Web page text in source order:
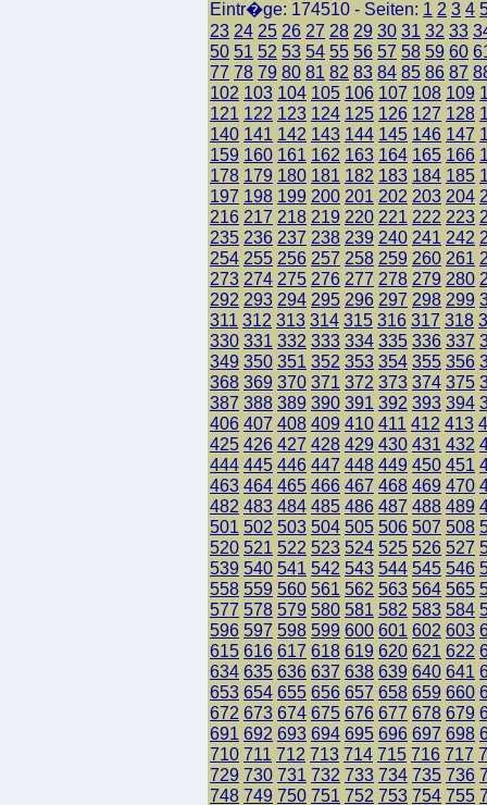
Eintr�ge: 174510 - Seiten: 1 2 3 4
23 24 25 26 27 28 29 30 31 32 33
50 51 52 53 54 55 56 57 58 59 60
77 78 79 80 81 82 83 84 85 86 87
102 103 104 105 106 107 108 109
121 122 123 124 125 126 127 128
140 141 142 143 144 145 146 147
159 160 161 162 163 164 165 166
178 179 180 181 182 183 184 185
197 198 199 200 201 202 203 204
216 217 218 219 220 221 222 223
235 236 237 238 239 240 241 242
254 255 256 257 258 259 260 261
273 274 275 276 277 278 279 280
292 293 294 295 296 297 298 299
311 312 313 314 315 316 317 318
330 331 332 333 334 335 336 337
349 350 351 352 353 354 355 356
368 369 370 371 372 373 374 375
387 388 389 390 391 392 393 394
406 407 408 409 410 411 412 413
425 426 427 428 429 430 431 432
444 445 446 447 448 449 450 451
463 464 465 466 467 468 469 470
482 483 484 485 486 487 488 489
501 502 503 504 505 506 507 508
520 521 522 523 524 525 526 527
539 540 541 542 543 544 545 546
558 559 560 561 562 563 564 565
577 578 579 580 581 582 583 584
596 597 598 599 600 601 602 603
615 616 617 618 619 620 621 622
634 635 636 637 638 639 640 641
653 654 655 656 657 658 659 660
672 673 674 675 676 677 678 679
691 692 693 694 695 696 697 698
710 711 712 713 714 715 716 717
729 730 731 732 733 734 735 736
748 749 750 751 752 753 754 755